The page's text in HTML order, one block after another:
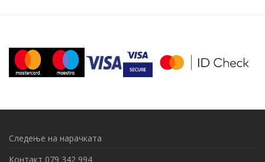
Следење на нарачката
Контакт 079 342 994